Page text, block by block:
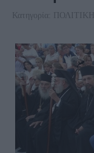
Κατηγορία: ΠΟΛΙΤΙΚΗ